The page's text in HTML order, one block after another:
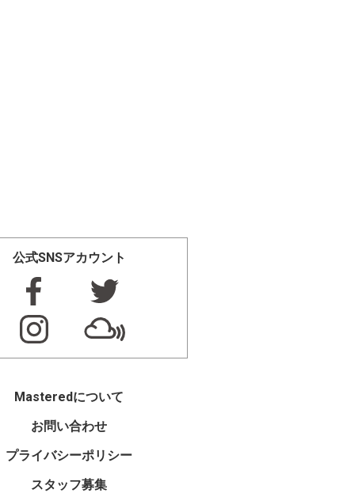
公式SNSアカウント
Masteredについて
お問い合わせ
プライバシーポリシー
スタッフ募集